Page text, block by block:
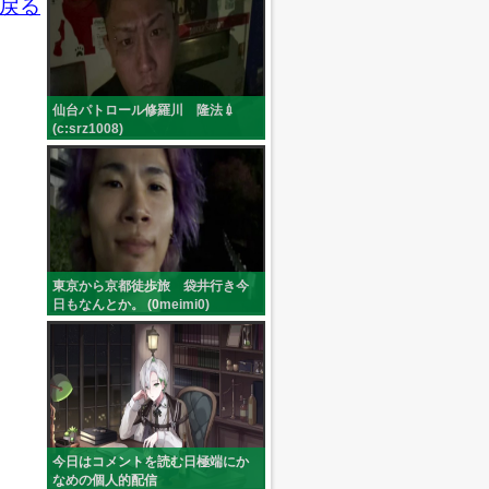
る
仙台パトロール修羅川 隆法💉
(c:srz1008)
東京から京都徒歩旅 袋井行き今
日もなんとか。 (0meimi0)
今日はコメントを読む日極端にか
なめの個人的配信